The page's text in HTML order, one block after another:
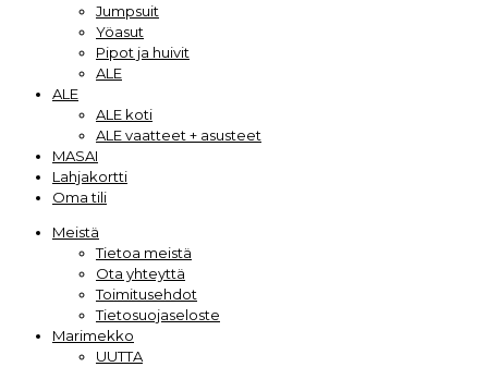
Jumpsuit
Yöasut
Pipot ja huivit
ALE
ALE
ALE koti
ALE vaatteet + asusteet
MASAI
Lahjakortti
Oma tili
Meistä
Tietoa meistä
Ota yhteyttä
Toimitusehdot
Tietosuojaseloste
Marimekko
UUTTA